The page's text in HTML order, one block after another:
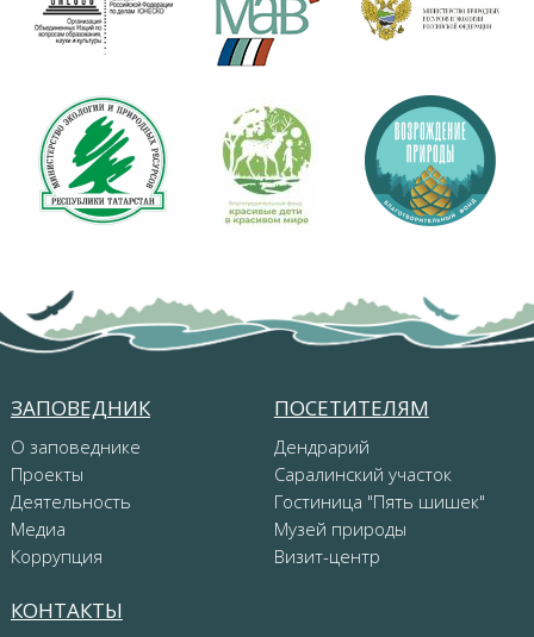
ЗАПОВЕДНИК
О заповеднике
Проекты
Деятельность
Медиа
Коррупция
ПОСЕТИТЕЛЯМ
Дендрарий
Саралинский участок
Гостиница "Пять шишек"
Музей природы
Визит-центр
КОНТАКТЫ